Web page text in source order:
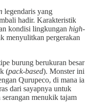
legendaris yang
hadir. Karakteristik
kondisi lingkungan high-
menyulitkan pergerakan
burung berukuran besar
(pack-based). Monster ini
Qurupeco, di mana ia
dari sayapnya untuk
menukik tajam